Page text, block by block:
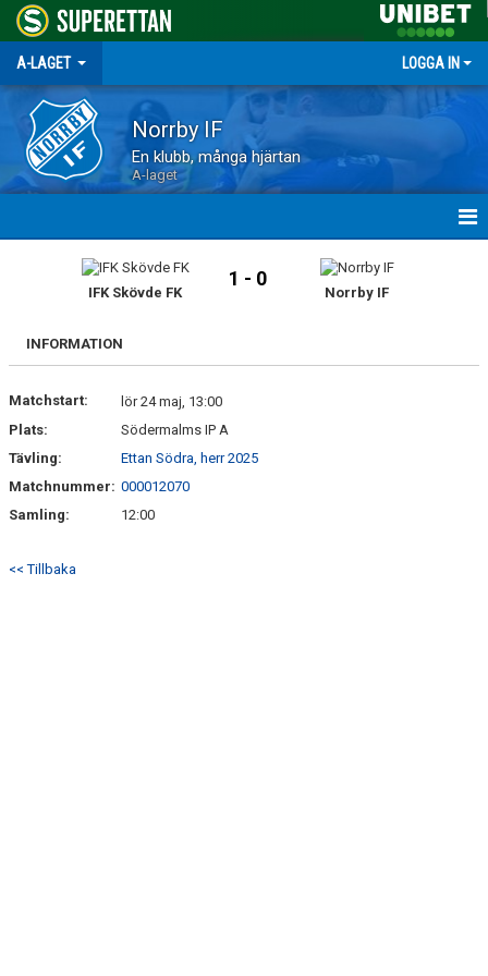
A-LAGET LOGGA IN
Norrby IF
En klubb, många hjärtan
A-laget
MATCHER
TRUPPEN
DOKUMENT
IFK Skövde FK
1 - 0
Norrby IF
INFORMATION
Matchstart:
lör 24 maj, 13:00
Plats:
Södermalms IP A
Tävling:
Ettan Södra, herr 2025
Matchnummer: 000012070
Samling:
12:00
<< Tillbaka